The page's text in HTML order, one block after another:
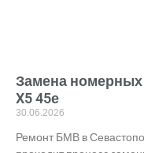
Замена номерных
X5 45е
30.06.2026
Ремонт БМВ в